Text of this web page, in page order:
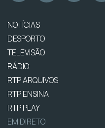
NOTÍCIAS
DESPORTO
TELEVISÃO
RÁDIO
RTP ARQUIVOS
RTP ENSINA
RTP PLAY
EM DIRETO